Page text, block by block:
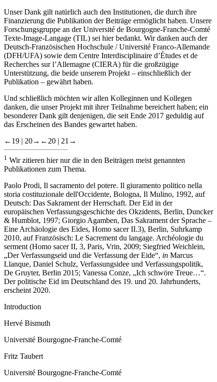
Unser Dank gilt natürlich auch den Institutionen, die durch ihre
Finanzierung die Publikation der Beiträge ermöglicht haben. Unsere
Forschungsgruppe an der Université de Bourgogne-Franche-Comté
Texte-Image-Langage (TIL) sei hier bedankt. Wir danken auch der
Deutsch-Französischen Hochschule / Université Franco-Allemande
(DFH/UFA) sowie dem Centre Interdisciplinaire d’Études et de
Recherches sur l’Allemagne (CIERA) für die großzügige
Unterstützung, die beide unserem Projekt – einschließlich der
Publikation – gewährt haben.
Und schließlich möchten wir allen Kolleginnen und Kollegen
danken, die unser Projekt mit ihrer Teilnahme bereichert haben; ein
besonderer Dank gilt denjenigen, die seit Ende 2017 geduldig auf
das Erscheinen des Bandes gewartet haben.
←19 | 20→ ←20 | 21→
1 Wir zitieren hier nur die in den Beiträgen meist genannten
Publikationen zum Thema.
Paolo Prodi, Il sacramento del potere. Il giuramento politico nella
storia costituzionale dell'Occidente, Bologna, Il Mulino, 1992, auf
Deutsch: Das Sakrament der Herrschaft. Der Eid in der
europäischen Verfassungsgeschichte des Okzidents, Berlin, Duncker
& Humblot, 1997; Giorgio Agamben, Das Sakrament der Sprache –
Eine Archäologie des Eides, Homo sacer II.3), Berlin, Suhrkamp
2010, auf Französisch: Le Sacrement du langage. Archéologie du
serment (Homo sacer II, 3, Paris, Vrin, 2009; Siegfried Weichlein,
„Der Verfassungseid und die Verfassung der Eide“, in Marcus
Llanque, Daniel Schulz, Verfassungsidee und Verfassungspolitik,
De Gruyter, Berlin 2015; Vanessa Conze, „Ich schwöre Treue…“.
Der politische Eid im Deutschland des 19. und 20. Jahrhunderts,
erscheint 2020.
Introduction
Hervé Bismuth
Université Bourgogne-Franche-Comté
Fritz Taubert
Université Bourgogne-Franche-Comté